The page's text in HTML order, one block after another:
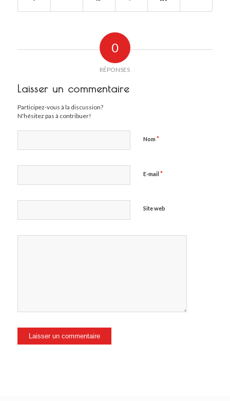
0
RÉPONSES
Laisser un commentaire
Participez-vous à la discussion?
N'hésitez pas à contribuer!
Nom *
E-mail *
Site web